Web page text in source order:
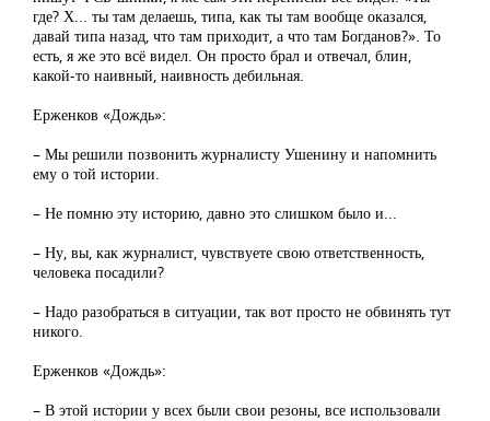
где? Х... ты там делаешь, типа, как ты там вообще оказался,
давай типа назад, что там приходит, а что там Богданов?». То
есть, я же это всё видел. Он просто брал и отвечал, блин,
какой-то наивный, наивность дебильная.
Ерженков «Дождь»:
– Мы решили позвонить журналисту Ушенину и напомнить
ему о той истории.
– Не помню эту историю, давно это слишком было и...
– Ну, вы, как журналист, чувствуете свою ответственность,
человека посадили?
– Надо разобраться в ситуации, так вот просто не обвинять тут
никого.
Ерженков «Дождь»:
– В этой истории у всех были свои резоны, все использовали